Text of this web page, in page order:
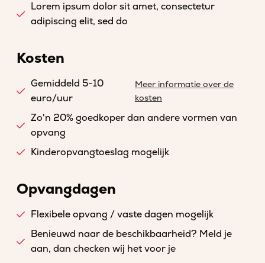
Lorem ipsum dolor sit amet, consectetur
adipiscing elit, sed do
Kosten
Gemiddeld 5-10
euro/uur
Meer informatie over de
kosten
Zo'n 20% goedkoper dan andere vormen van
opvang
Kinderopvangtoeslag mogelijk
Opvangdagen
Flexibele opvang / vaste dagen mogelijk
Benieuwd naar de beschikbaarheid? Meld je
aan, dan checken wij het voor je